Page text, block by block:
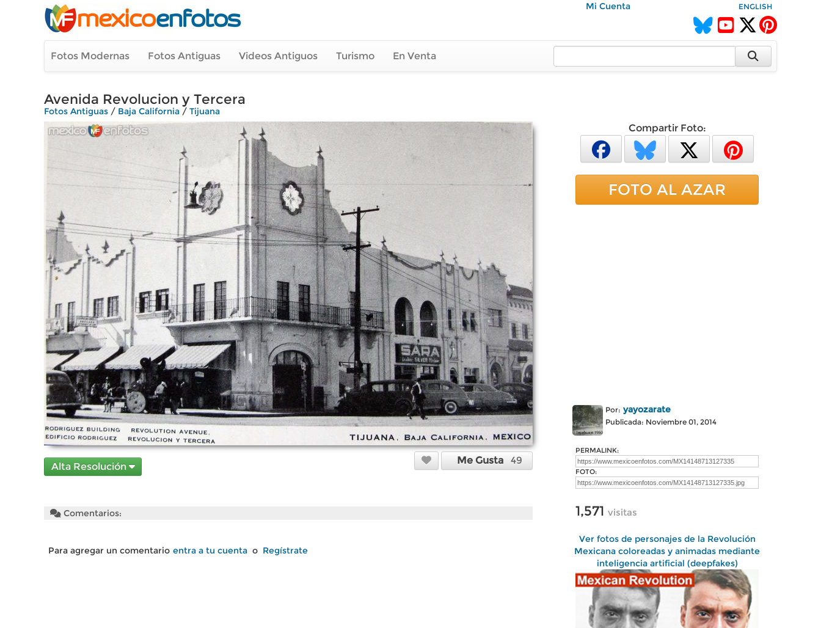
Mi Cuenta ENGLISH
Fotos Modernas Fotos Antiguas Videos Antiguos Turismo En Venta
Avenida Revolucion y Tercera
Fotos Antiguas / Baja California / Tijuana
Alta Resolución
Me Gusta 49
Comentarios:
Para agregar un comentario entra a tu cuenta o Regístrate
Compartir Foto:
FOTO AL AZAR
Por: yayozarate
Publicada: Noviembre 01, 2014
PERMALINK:
FOTO:
1,571 visitas
Ver fotos de personajes de la Revolución
Mexicana coloreadas y animadas mediante
inteligencia artificial (deepfakes)